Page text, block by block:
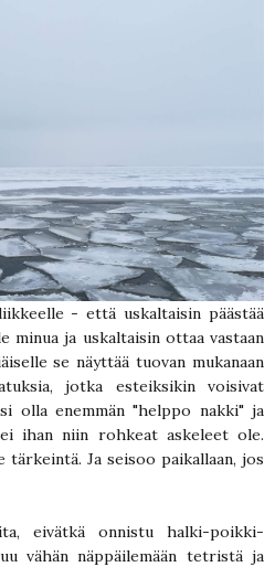
- että uskaltaisin päästää
minua ja uskaltaisin ottaa vastaan
se näyttää tuovan mukanaan
jotka esteiksikin voisivat
olla enemmän "helppo nakki" ja
ihan niin rohkeat askeleet ole.
Ja seisoo paikallaan, jos
eivätkä onnistu halki-poikki-
vähän näppäilemään tetristä ja